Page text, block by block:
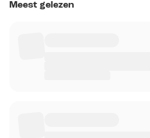
Meest gelezen